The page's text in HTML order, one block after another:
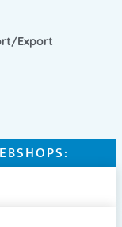
Export